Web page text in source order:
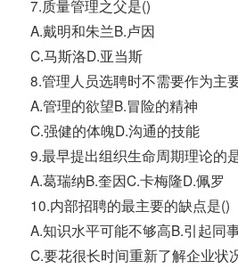
7.质量管理之父是()
A.戴明和朱兰B.卢因
C.马斯洛D.亚当斯
8.管理人员选聘时不需要作为主
A.管理的欲望B.冒险的精神
C.强健的体魄D.沟通的技能
9.最早提出组织生命周期理论的
A.葛瑞纳B.奎因C.卡梅隆D.佩罗
10.内部招聘的最主要的缺点是()
A.知识水平可能不够高B.引起同
C.要花很长时间重新了解企业状